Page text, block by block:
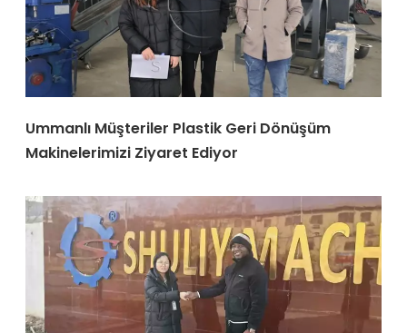
Ummanlı Müşteriler Plastik Geri Dönüşüm
Makinelerimizi Ziyaret Ediyor